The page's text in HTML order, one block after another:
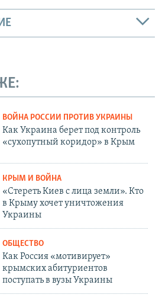
ВОЙНА РОССИИ ПРОТИВ УКРАИНЫ
Как Украина берет под контроль
«сухопутный коридор» в Крым
КРЫМ И ВОЙНА
«Стереть Киев с лица земли». Кто
в Крыму хочет уничтожения
Украины
ОБЩЕСТВО
Как Россия «мотивирует»
крымских абитуриентов
поступать в вузы Украины